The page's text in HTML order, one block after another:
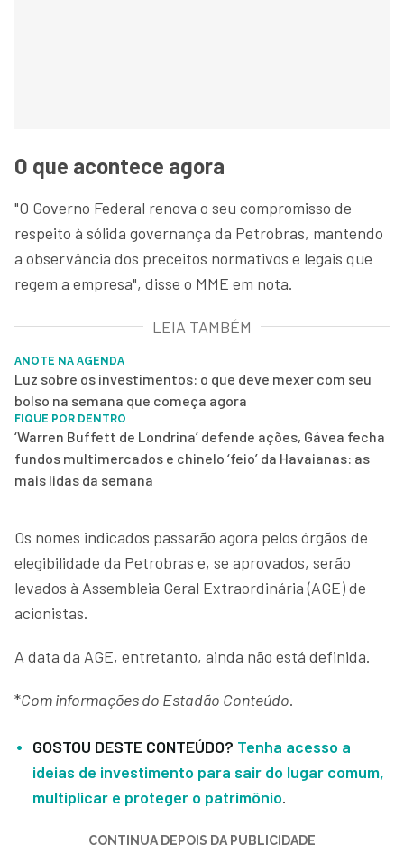
O que acontece agora
"O Governo Federal renova o seu compromisso de
respeito à sólida governança da Petrobras, mantendo
a observância dos preceitos normativos e legais que
regem a empresa", disse o MME em nota.
LEIA TAMBÉM
ANOTE NA AGENDA
Luz sobre os investimentos: o que deve mexer com seu
bolso na semana que começa agora
FIQUE POR DENTRO
‘Warren Buffett de Londrina’ defende ações, Gávea fecha
fundos multimercados e chinelo ‘feio’ da Havaianas: as
mais lidas da semana
Os nomes indicados passarão agora pelos órgãos de
elegibilidade da Petrobras e, se aprovados, serão
levados à Assembleia Geral Extraordinária (AGE) de
acionistas.
A data da AGE, entretanto, ainda não está definida.
*Com informações do Estadão Conteúdo.
GOSTOU DESTE CONTEÚDO? Tenha acesso a
ideias de investimento para sair do lugar comum,
multiplicar e proteger o patrimônio.
CONTINUA DEPOIS DA PUBLICIDADE